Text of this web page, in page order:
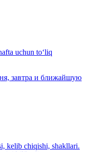
uchun to‘liq
завтра и ближайшую
kelib chiqishi, shakllari.